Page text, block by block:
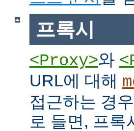
프록시
<Proxy>와
URL에 대해
접근하는 경
로 들면, 프